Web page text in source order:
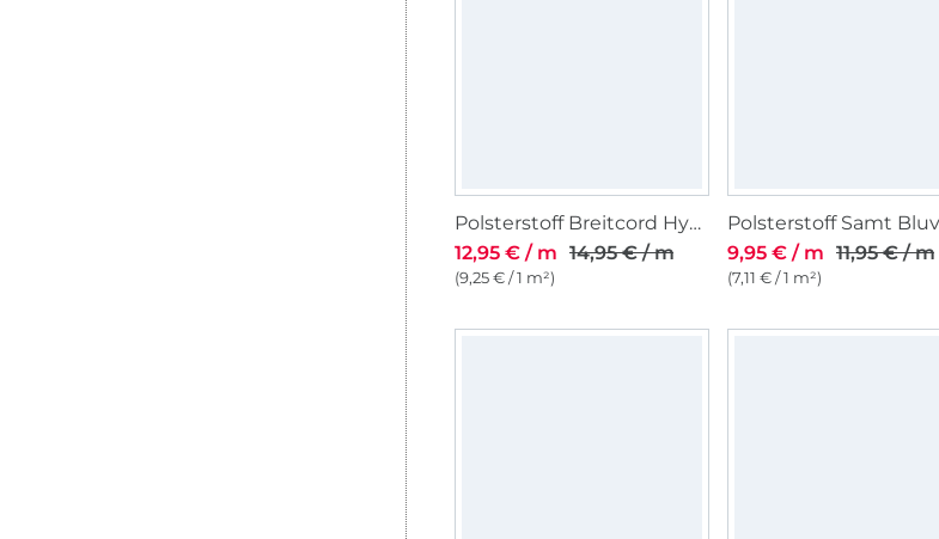
Polsterstoff Breitcord Hyper, dunkelgrau
12,95 € / m 14,95 € / m
(9,25 € / 1 m²)
9,95 € / m 11,95 € / m
(7,11 € / 1 m²)